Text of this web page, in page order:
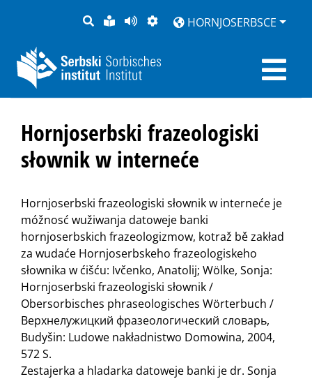
PYTANJE
LOCHKA
RĚČ
STRONU
PŘEDČITAĆ
ZWOBRAZNJENJE
HORNJOSERBSCE
Hornjoserbski frazeologiski
słownik w interneće
Hornjoserbski frazeologiski słownik w interneće je
móžnosć wužiwanja datoweje banki
hornjoserbskich frazeologizmow, kotraž bě zakład
za wudaće Hornjoserbskeho frazeologiskeho
słownika w ćišću: Ivčenko, Anatolij; Wölke, Sonja:
Hornjoserbski frazeologiski słownik /
Obersorbisches phraseologisches Wörterbuch /
Верхнелужицкий фразеологический словарь,
Budyšin: Ludowe nakładnistwo Domowina, 2004,
572 S.
Zestajerka a hladarka datoweje banki je dr. Sonja